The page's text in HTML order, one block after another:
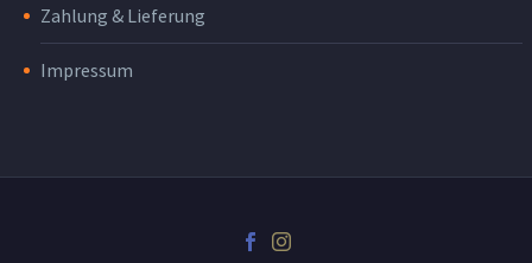
Zahlung & Lieferung
Impressum